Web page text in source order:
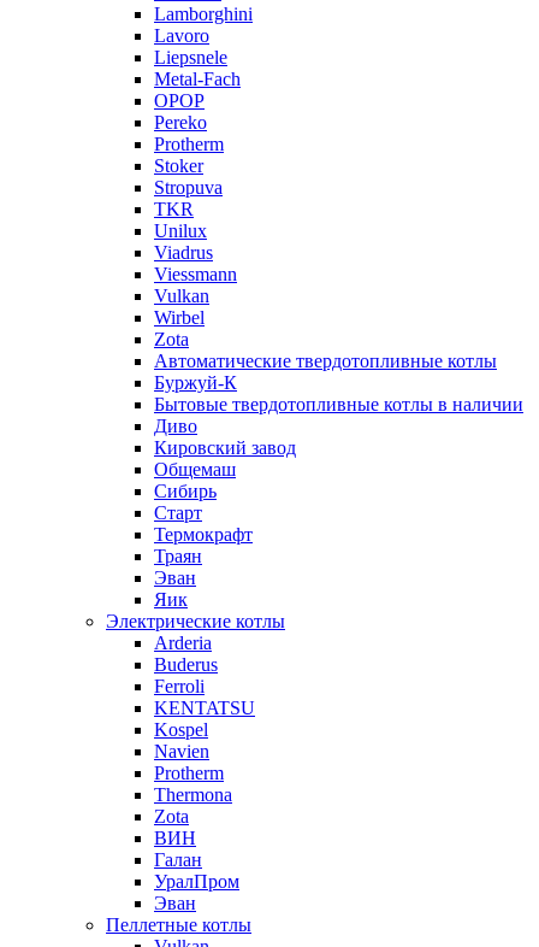
Lamborghini
Lavoro
Liepsnele
Metal-Fach
OPOP
Pereko
Protherm
Stoker
Stropuva
TKR
Unilux
Viadrus
Viessmann
Vulkan
Wirbel
Zota
Автоматические твердотопливные котлы
Буржуй-К
Бытовые твердотопливные котлы в наличии
Диво
Кировский завод
Общемаш
Сибирь
Старт
Термокрафт
Траян
Эван
Яик
Электрические котлы
Arderia
Buderus
Ferroli
KENTATSU
Kospel
Navien
Protherm
Thermona
Zota
ВИН
Галан
УралПром
Эван
Пеллетные котлы